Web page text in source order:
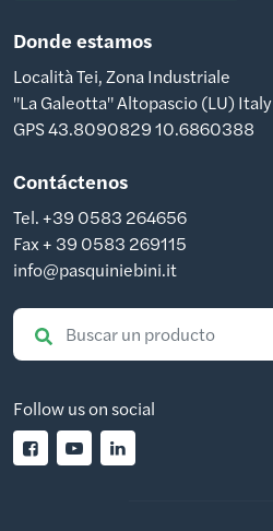
Donde estamos
Località Tei, Zona Industriale
"La Galeotta" Altopascio (LU) Italy
GPS 43.8090829 10.6860388
Contáctenos
Tel. +39 0583 264656
Fax + 39 0583 269115
info@pasquiniebini.it
Follow us on social